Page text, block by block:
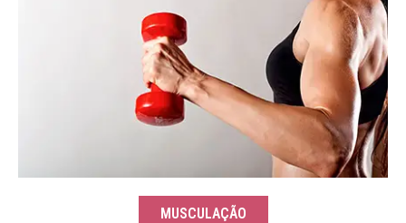
MUSCULAÇÃO